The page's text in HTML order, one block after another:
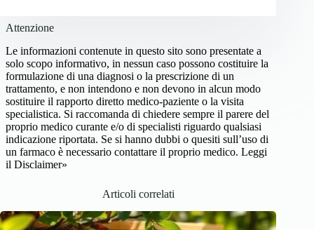
Attenzione
Le informazioni contenute in questo sito sono presentate a
solo scopo informativo, in nessun caso possono costituire la
formulazione di una diagnosi o la prescrizione di un
trattamento, e non intendono e non devono in alcun modo
sostituire il rapporto diretto medico-paziente o la visita
specialistica. Si raccomanda di chiedere sempre il parere del
proprio medico curante e/o di specialisti riguardo qualsiasi
indicazione riportata. Se si hanno dubbi o quesiti sull’uso di
un farmaco è necessario contattare il proprio medico. Leggi
il Disclaimer»
Articoli correlati